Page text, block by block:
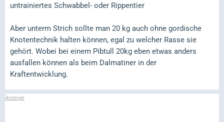
untrainiertes Schwabbel- oder Rippentier
Aber unterm Strich sollte man 20 kg auch ohne gordische
Knotentechnik halten können, egal zu welcher Rasse sie
gehört. Wobei bei einem Pibtull 20kg eben etwas anders
ausfallen können als beim Dalmatiner in der
Kraftentwicklung.